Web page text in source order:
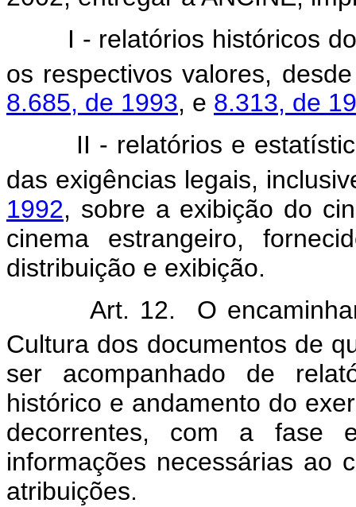
I - relatórios históricos dos
os respectivos valores,
8.685, de 1993, e 8.313, de
II - relatórios e
das exigências legais,
1992, sobre a exibição do
cinema estrangeiro,
distribuição e exibição.
Art. 12. O
Cultura dos documentos de
ser acompanhado de
histórico e andamento do
decorrentes, com a fase
informações necessárias ao
atribuições.